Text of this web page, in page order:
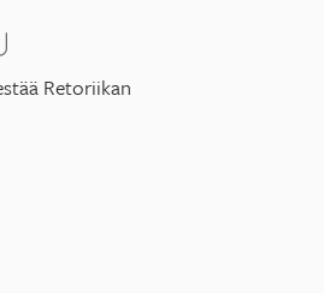
Retoriikan